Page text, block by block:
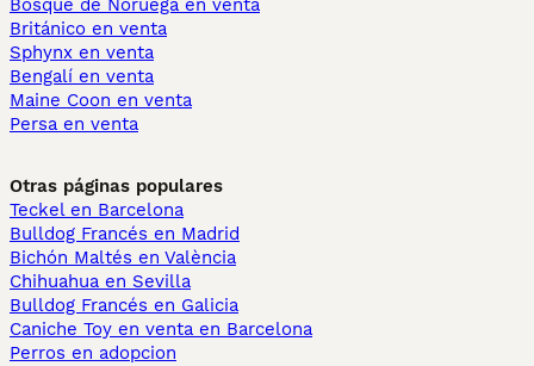
Bosque de Noruega en venta
Británico en venta
Sphynx en venta
Bengalí en venta
Maine Coon en venta
Persa en venta
Otras páginas populares
Teckel en Barcelona
Bulldog Francés en Madrid
Bichón Maltés en València
Chihuahua en Sevilla
Bulldog Francés en Galicia
Caniche Toy en venta en Barcelona
Perros en adopcion